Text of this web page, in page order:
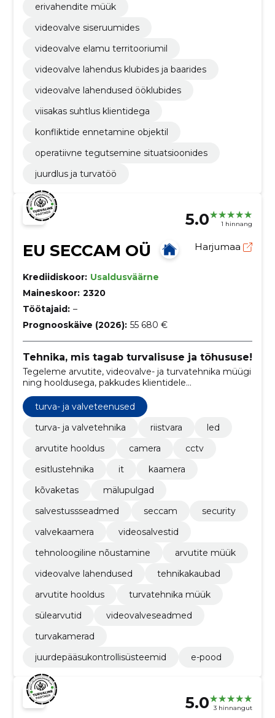
erivahendite müük
videovalve siseruumides
videovalve elamu territooriumil
videovalve lahendus klubides ja baarides
videovalve lahendused ööklubides
viisakas suhtlus klientidega
konfliktide ennetamine objektil
operatiivne tegutsemine situatsioonides
juurdlus ja turvatöö
5.0 1 hinnang
EU SECCAM OÜ Harjumaa
Krediidiskoor: Usaldusväärne
Maineskoor: 2320
Töötajaid: –
Prognooskäive (2026): 55 680 €
Tehnika, mis tagab turvalisuse ja tõhususe!
Tegeleme arvutite, videovalve- ja turvatehnika müügi
ning hooldusega, pakkudes klientidele
usaldusväärseid tehnoloogilisi lahendusi.
turva- ja valveteenused
turva- ja valvetehnika
riistvara
led
arvutite hooldus
camera
cctv
esitlustehnika
it
kaamera
kõvaketas
mälupulgad
salvestussseadmed
seccam
security
valvekaamera
videosalvestid
tehnoloogiline nõustamine
arvutite müük
videovalve lahendused
tehnikakaubad
arvutite hooldus
turvatehnika müük
sülearvutid
videovalveseadmed
turvakamerad
juurdepääsukontrollisüsteemid
e-pood
5.0 3 hinnangut